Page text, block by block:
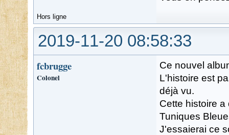
Hors ligne
2019-11-20 08:58:33
fcbrugge
Colonel
Ce nouvel
L'histoire est
déjà vu.
Cette histoire
Tuniques
J'essaierai ce